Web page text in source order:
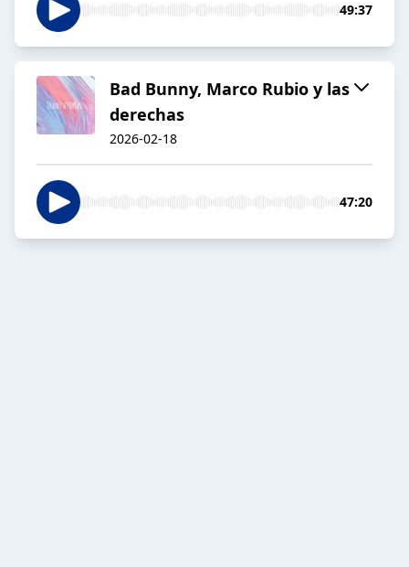
49:37
Bad Bunny, Marco Rubio y las
derechas
2026-02-18
47:20